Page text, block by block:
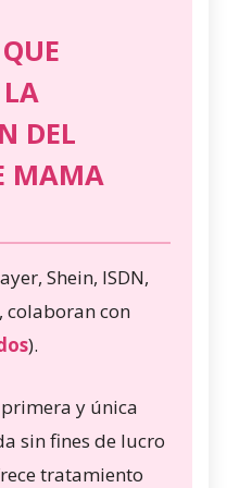
DEL
MAMA
Shein, ISDN,
colaboran con
).
primera y única
sin fines de lucro
tratamiento